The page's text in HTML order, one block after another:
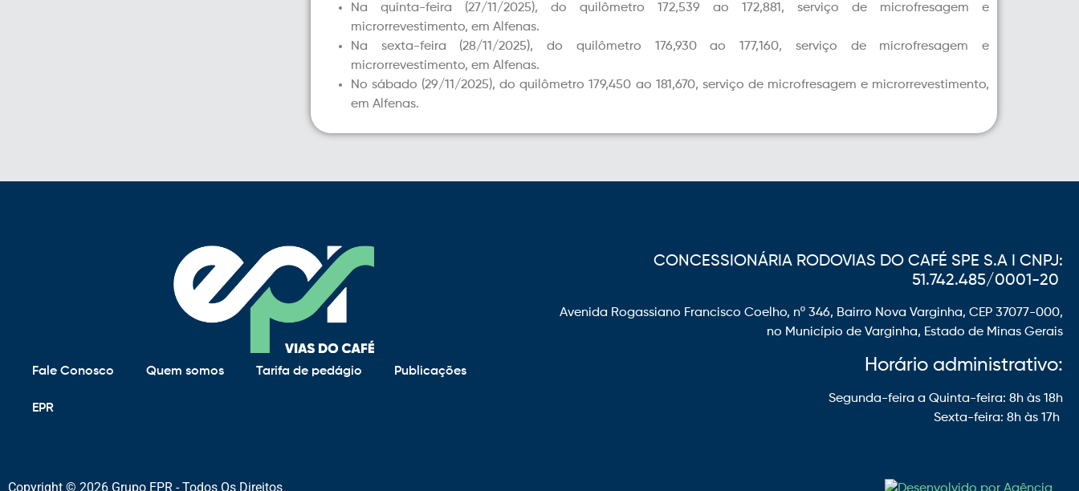
Na quinta-feira (27/11/2025), do quilômetro 172,539 ao 172,881, serviço de microfresagem e
microrrevestimento, em Alfenas.
Na sexta-feira (28/11/2025), do quilômetro 176,930 ao 177,160, serviço de microfresagem e
microrrevestimento, em Alfenas.
No sábado (29/11/2025), do quilômetro 179,450 ao 181,670, serviço de microfresagem e microrrevestimento,
em Alfenas.
Fale Conosco Quem somos Tarifa de pedágio Publicações
EPR
CONCESSIONÁRIA RODOVIAS DO CAFÉ SPE S.A I CNPJ:
51.742.485/0001-20
Avenida Rogassiano Francisco Coelho, nº 346, Bairro Nova Varginha, CEP 37077-000,
no Município de Varginha, Estado de Minas Gerais
Horário administrativo:
Segunda-feira a Quinta-feira: 8h às 18h
Sexta-feira: 8h às 17h
Copyright © 2026 Grupo EPR - Todos Os Direitos